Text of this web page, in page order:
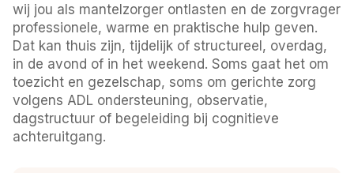
wij jou als mantelzorger ontlasten en de zorgvrager
professionele, warme en praktische hulp geven.
Dat kan thuis zijn, tijdelijk of structureel, overdag,
in de avond of in het weekend. Soms gaat het om
toezicht en gezelschap, soms om gerichte zorg
volgens ADL ondersteuning, observatie,
dagstructuur of begeleiding bij cognitieve
achteruitgang.